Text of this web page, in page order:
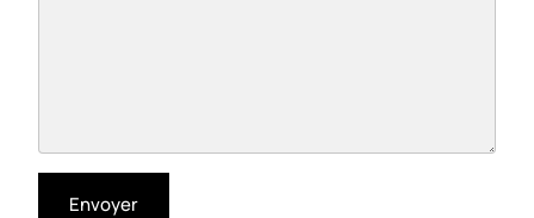
Envoyer